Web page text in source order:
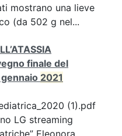
mostrano una lieve
(da 502 g nel...
finale del
2021
(1).pdf
LG streaming
Eleonora